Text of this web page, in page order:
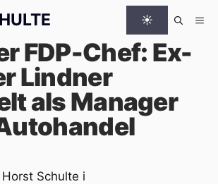
☀
FDP-Chef: Ex-
Lindner
als Manager
Horst Schulte i